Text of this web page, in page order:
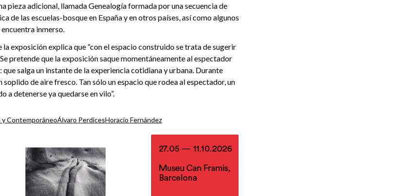
pieza adicional, llamada Genealogía formada por una secuencia de
de las escuelas-bosque en España y en otros países, así como algunos
inmerso.
exposición explica que “con el espacio construido se trata de sugerir
pretende que la exposición saque momentáneamente al espectador
que salga un instante de la experiencia cotidiana y urbana. Durante
soplido de aire fresco. Tan sólo un espacio que rodea al espectador, un
a detenerse ya quedarse en vilo”.
ContemporáneoÁlvaro PerdicesHoracio Fernández